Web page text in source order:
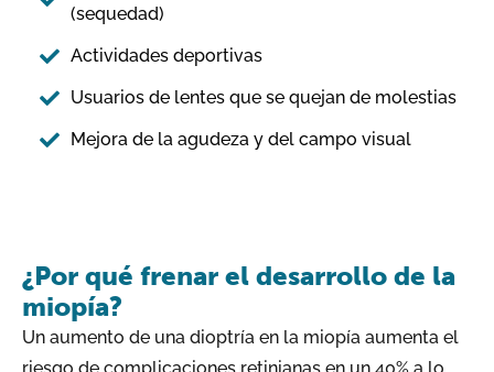
(sequedad)
Actividades deportivas
Usuarios de lentes que se quejan de molestias
Mejora de la agudeza y del campo visual
¿Por qué frenar el desarrollo de la
miopía?
Un aumento de una dioptría en la miopía aumenta el